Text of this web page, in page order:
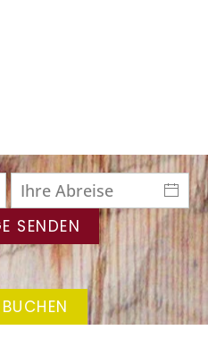
SENDEN